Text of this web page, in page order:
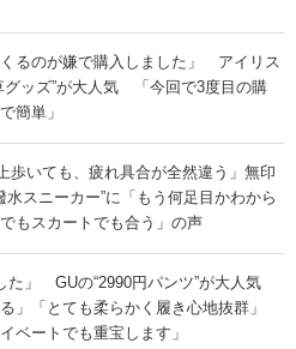
くるのが嫌で購入しました」 アイリス
グッズ”が大人気 「今回で3度目の購
簡単」
歩いても、疲れ具合が全然違う」無印
水スニーカー”に「もう何足目かわから
もスカートでも合う」の声
た」 GUの“2990円パンツ”が大人気
」「とても柔らかく履き心地抜群」
ベートでも重宝します」